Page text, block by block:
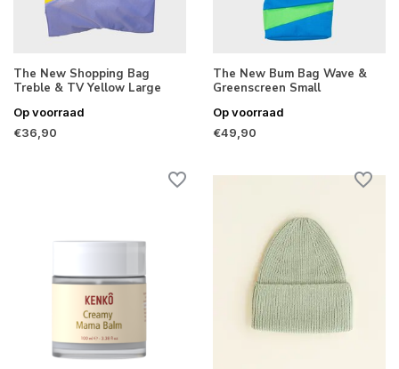
The New Shopping Bag
Treble & TV Yellow Large
Op voorraad
€36,90
The New Bum Bag Wave &
Greenscreen Small
Op voorraad
€49,90